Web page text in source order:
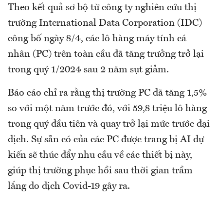
Theo kết quả sơ bộ từ công ty nghiên cứu thị
trường International Data Corporation (IDC)
công bố ngày 8/4, các lô hàng máy tính cá
nhân (PC) trên toàn cầu đã tăng trưởng trở lại
trong quý 1/2024 sau 2 năm sụt giảm.
Báo cáo chỉ ra rằng thị trường PC đã tăng 1,5%
so với một năm trước đó, với 59,8 triệu lô hàng
trong quý đầu tiên và quay trở lại mức trước đại
dịch. Sự sẵn có của các PC được trang bị AI dự
kiến sẽ thúc đẩy nhu cầu về các thiết bị này,
giúp thị trường phục hồi sau thời gian trầm
lắng do dịch Covid-19 gây ra.